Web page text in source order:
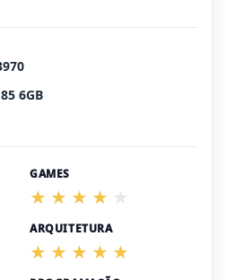
6GB
GAMES
ARQUITETURA